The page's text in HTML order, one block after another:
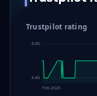
Trustpilot rating
4.60
4.40
Feb 2026